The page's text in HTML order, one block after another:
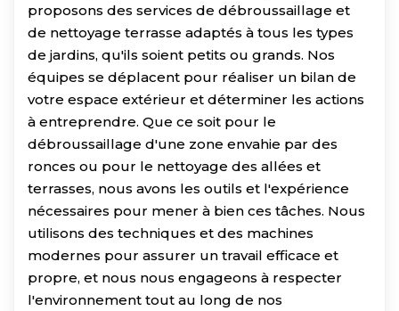
proposons des services de débroussaillage et
de nettoyage terrasse adaptés à tous les types
de jardins, qu'ils soient petits ou grands. Nos
équipes se déplacent pour réaliser un bilan de
votre espace extérieur et déterminer les actions
à entreprendre. Que ce soit pour le
débroussaillage d'une zone envahie par des
ronces ou pour le nettoyage des allées et
terrasses, nous avons les outils et l'expérience
nécessaires pour mener à bien ces tâches. Nous
utilisons des techniques et des machines
modernes pour assurer un travail efficace et
propre, et nous nous engageons à respecter
l'environnement tout au long de nos